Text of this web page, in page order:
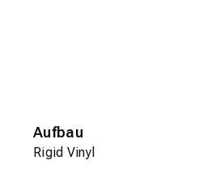
Aufbau
Rigid Vinyl